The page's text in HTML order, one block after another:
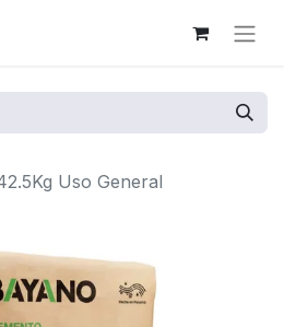
Uso General